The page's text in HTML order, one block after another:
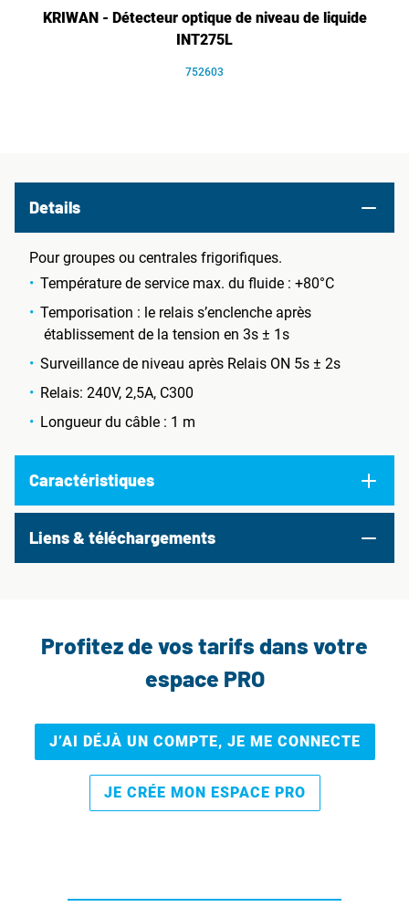
KRIWAN - Détecteur optique de niveau de liquide
INT275L
752603
Details
Pour groupes ou centrales frigorifiques.
Température de service max. du fluide : +80°C
Temporisation : le relais s’enclenche après
établissement de la tension en 3s ± 1s
Surveillance de niveau après Relais ON 5s ± 2s
Relais: 240V, 2,5A, C300
Longueur du câble : 1 m
Caractéristiques
Liens & téléchargements
Profitez de vos tarifs dans votre
espace PRO
J’AI DÉJÀ UN COMPTE, JE ME CONNECTE
JE CRÉE MON ESPACE PRO